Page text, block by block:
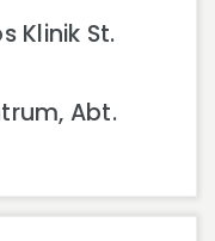
Klinik St.
Abt.